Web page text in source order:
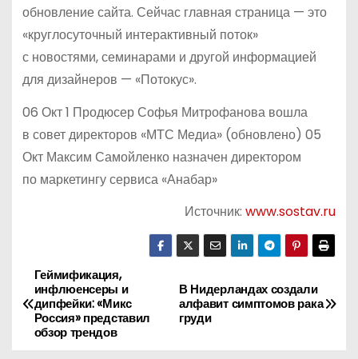
обновление сайта. Сейчас главная страница — это
«круглосуточный интерактивный поток»
с новостями, семинарами и другой информацией
для дизайнеров — «Потокус».
06 Окт 1 Продюсер Софья Митрофанова вошла
в совет директоров «МТС Медиа» (обновлено) 05
Окт Максим Самойленко назначен директором
по маркетингу сервиса «Анабар»
Источник:www.sostav.ru
Н
а
В Нидерландах создали
алфавит симптомов рака
груди
Геймификация,
инфлюенсеры и
дипфейки: «Микс
Россия» представил
обзор трендов